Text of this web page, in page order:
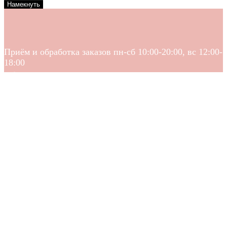
Намекнуть
Приём и обработка заказов пн-сб 10:00-20:00, вс 12:00-
18:00